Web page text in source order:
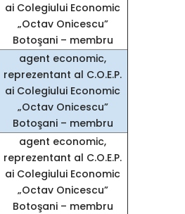
ai Colegiului Economic
„Octav Onicescu”
Botoşani – membru
agent economic,
reprezentant al C.O.E.P.
ai Colegiului Economic
„Octav Onicescu”
Botoşani – membru
agent economic,
reprezentant al C.O.E.P.
ai Colegiului Economic
„Octav Onicescu”
Botoşani – membru